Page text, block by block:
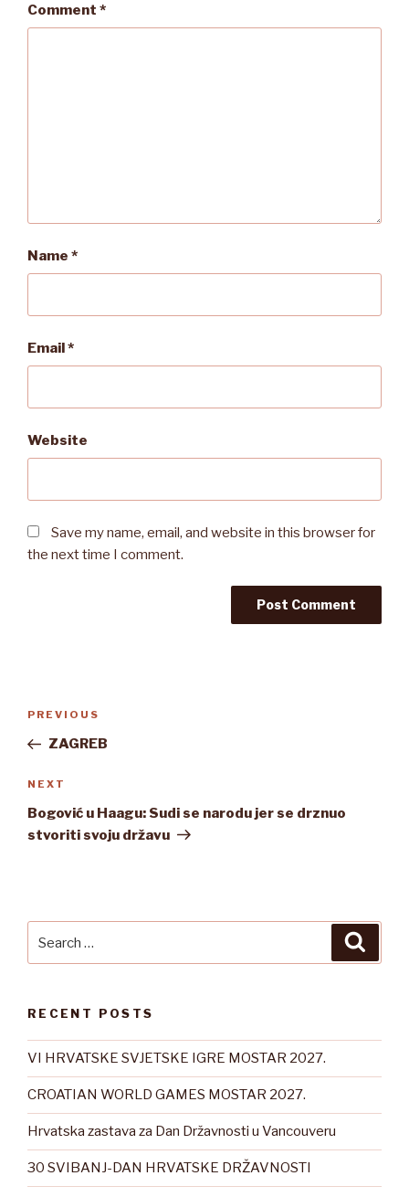
Comment *
Name *
Email*
Website
Save my name, email, and website in this browser for
the next time I comment.
Previous
Post
PREVIOUS
ZAGREB
Next
Post
NEXT
Bogović u Haagu: Sudi se narodu jer se drznuo
stvoriti svoju državu
for:
RECENT POSTS
VI HRVATSKE SVJETSKE IGRE MOSTAR 2027.
CROATIAN WORLD GAMES MOSTAR 2027.
Hrvatska zastava za Dan Državnosti u Vancouveru
30 SVIBANJ-DAN HRVATSKE DRŽAVNOSTI